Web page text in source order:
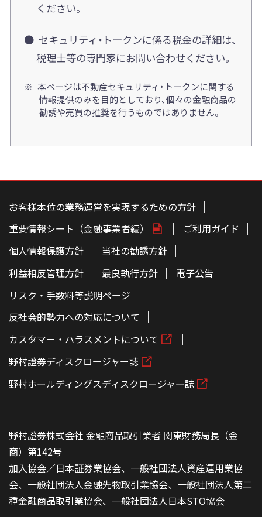
ください。
セキュリティ・トークンに係る税金の詳細は、
税理士等の専門家にお問い合わせください。
本ページは不動産セキュリティ・トークンに関する
情報提供のみを目的としており、個々の金融商品の
勧誘や売買の推奨を行うものではありません。
お客様本位の業務運営を実現するための方針
重要情報シート（金融事業者編）
ご利用ガイド
個人情報保護方針
当社の勧誘方針
利益相反管理方針
最良執行方針
電子公告
リスク・手数料等説明ページ
反社会的勢力への対応について
カスタマー・ハラスメントについて
野村證券ディスクロージャー誌
野村ホールディングスディスクロージャー誌
野村證券株式会社 金融商品取引業者 関東財務局長（金
商）第142号
加入協会／日本証券業協会、一般社団法人資産運用業協
会、一般社団法人金融先物取引業協会、一般社団法人第二
種金融商品取引業協会、一般社団法人日本STO協会